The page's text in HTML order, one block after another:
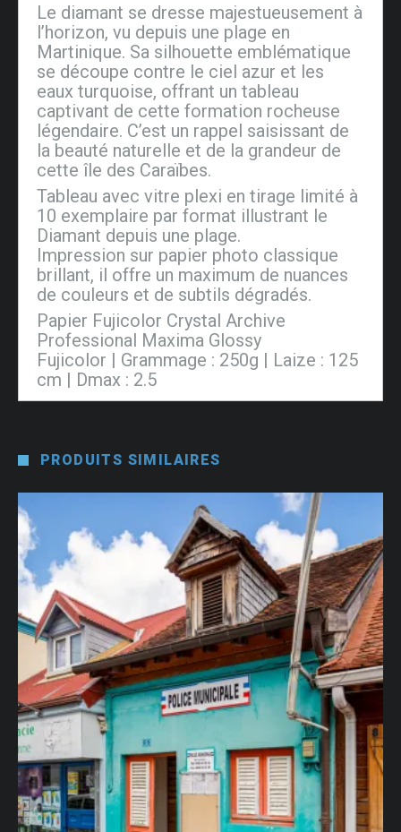
Le diamant se dresse majestueusement à
l’horizon, vu depuis une plage en
Martinique. Sa silhouette emblématique
se découpe contre le ciel azur et les
eaux turquoise, offrant un tableau
captivant de cette formation rocheuse
légendaire. C’est un rappel saisissant de
la beauté naturelle et de la grandeur de
cette île des Caraïbes.
Tableau avec vitre plexi en tirage limité à
10 exemplaire par format illustrant le
Diamant depuis une plage.
Impression sur papier photo classique
brillant, il offre un maximum de nuances
de couleurs et de subtils dégradés.
Papier Fujicolor Crystal Archive
Professional Maxima Glossy
Fujicolor | Grammage : 250g | Laize : 125
cm | Dmax : 2.5
PRODUITS SIMILAIRES